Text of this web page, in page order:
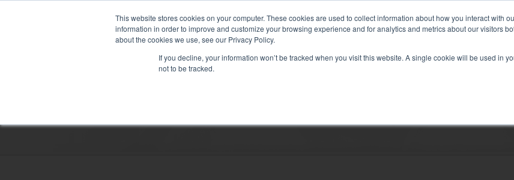
This website stores cookies on your computer. These cookies are used to collect information about how you interact with
information in order to improve and customize your browsing experience and for analytics and metrics about our visitors
about the cookies we use, see our Privacy Policy.
If you decline, your information won’t be tracked when you visit this website. A single cookie will be used in
not to be tracked.
NOUVELLE FLOTTE : MIXY 200 : Liquid+Air Smart Load Bank pour solutions Direct